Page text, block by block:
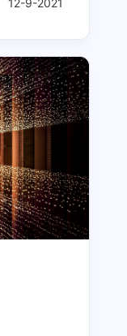
五月 2022
1篇
12-9-2021